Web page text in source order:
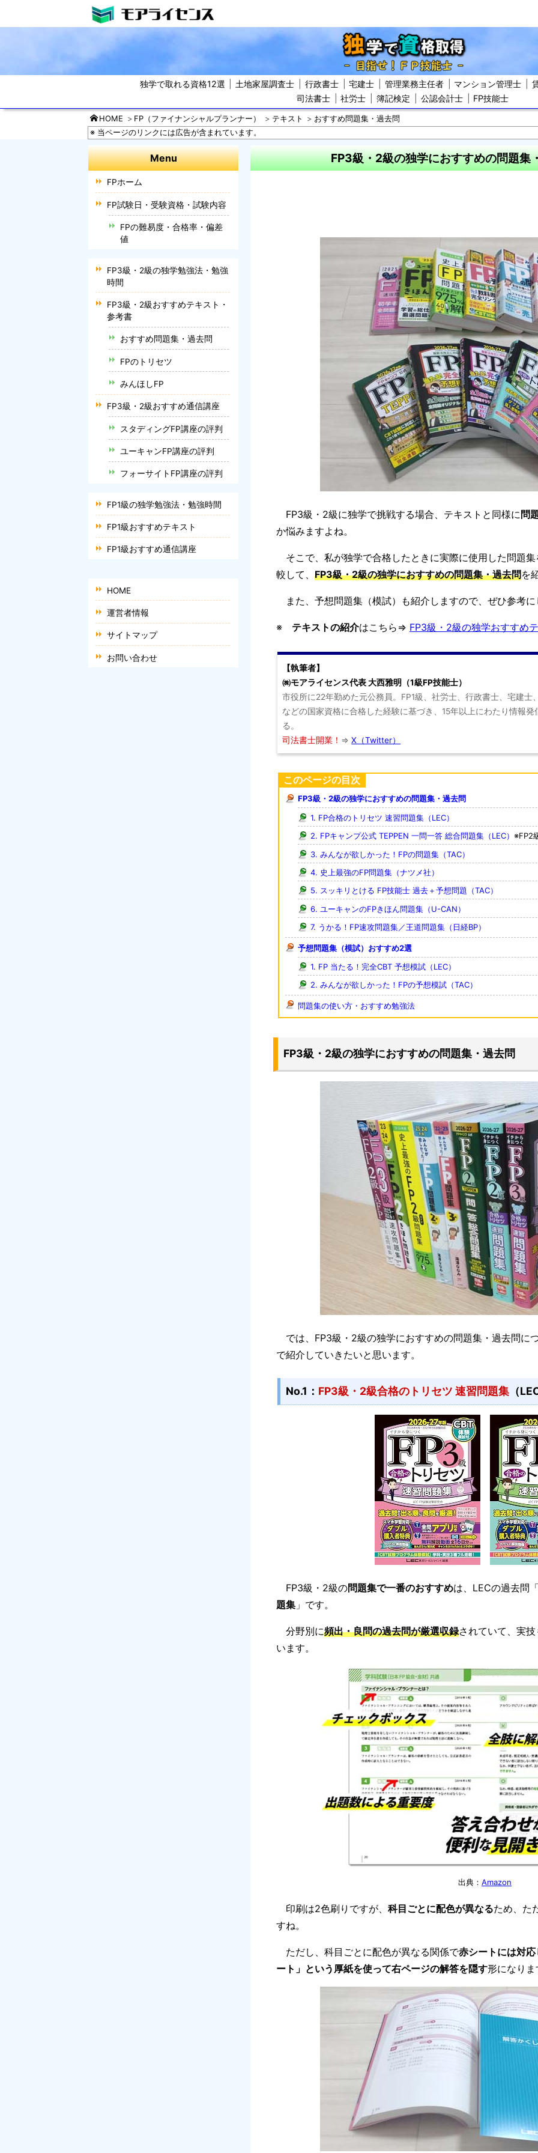
独学で取れる資格12選 土地家屋調査士 行政書士 宅建士 管理業務主任者 マンション管理士
司法書士
社労士 簿記検定 公認会計士 FP技能士
HOME FP（ファイナンシャルプランナー） テキスト
おすすめ問題集・過去問
※ 当ページのリンクには広告が含まれています。
Menu
FPホーム
FP試験日・受験資格・試験内容
FPの難易度・合格率・偏差
値
FP3級・2級の独学勉強法・勉強
時間
FP3級・2級おすすめテキスト・
参考書
おすすめ問題集・過去問
FPのトリセツ
みんほしFP
FP3級・2級おすすめ通信講座
スタディングFP講座の評判
ユーキャンFP講座の評判
フォーサイトFP講座の評判
FP1級の独学勉強法・勉強時間
FP1級おすすめテキスト
FP1級おすすめ通信講座
HOME
運営者情報
サイトマップ
お問い合わせ
FP3級・2級の独学におすすめの問題集
FP3級・2級に独学で挑戦する場合、テキストと同様に問
か悩みますよね。
そこで、私が独学で合格したときに実際に使用した問題
較して、 FP3級・2級の独学におすすめの問題集・過去問を
また、予想問題集（模試）も紹介しますので、ぜひ参考
※ テキストの紹介はこちら⇒ FP3級・2級の独学おすすめ
【執筆者】
㈱モアライセンス代表 大西雅明（1級FP技能士）
市役所に22年勤めた元公務員。FP1級、社労士、行政書士、宅建士
などの国家資格に合格した経験に基づき、15年以上にわたり情報発
る。
司法書士開業！ ⇒X（Twitter）
このページの目次
FP3級・2級の独学におすすめの問題集・過去問
1. FP合格のトリセツ 速習問題集（LEC）
2. FPキャンプ公式 TEPPEN 一問一答 総合問題集（LEC） ※FP2
3. みんなが欲しかった！FPの問題集（TAC）
4. 史上最強のFP問題集（ナツメ社）
5. スッキリとける FP技能士 過去＋予想問題（TAC）
6. ユーキャンのFPきほん問題集（U-CAN）
7. うかる！FP速攻問題集／王道問題集（日経BP）
予想問題集（模試）おすすめ2選
1. FP 当たる！完全CBT 予想模試（LEC）
2. みんなが欲しかった！FPの予想模試（TAC）
問題集の使い方・おすすめ勉強法
FP3級・2級の独学におすすめの問題集・過去問
では、FP3級・2級の独学におすすめの問題集・過去問に
で紹介していきたいと思います。
No.1： FP3級・2級合格のトリセツ 速習問題集（
FP3級・2級の問題集で一番のおすすめは、LECの過去問
題集 」です。
分野別に頻出・良問の過去問が厳選収録されていて、実
います。
出典： Amazon
印刷は2色刷りですが、 科目ごとに配色が異なるため、た
すね。
ただし、科目ごとに配色が異なる関係で赤シートには対
ート」という厚紙を使って右ページの解答を隠す形になり